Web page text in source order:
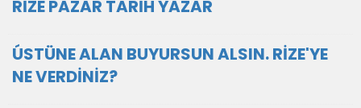
RİZE PAZAR TARİH YAZAR
ÚSTÜNE ALAN BUYURSUN ALSIN. RİZE'YE
NE VERDİNİZ?